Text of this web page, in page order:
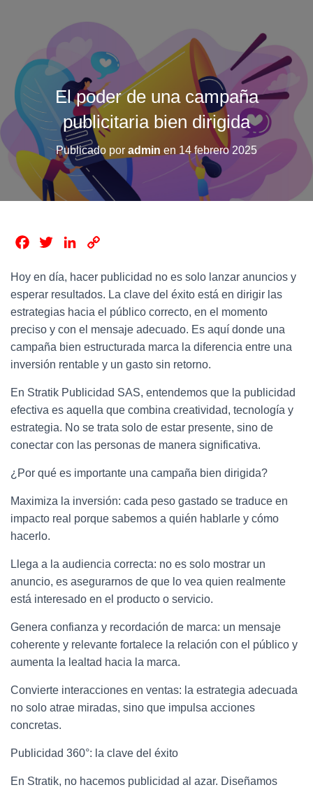
El poder de una campaña
publicitaria bien dirigida
Publicado por admin en 14 febrero 2025
c
e
b
o
o
k
i
t
t
e
r
n
k
e
d
I
n
p
y
L
i
n
k
Hoy en día, hacer publicidad no es solo lanzar anuncios y
esperar resultados. La clave del éxito está en dirigir las
estrategias hacia el público correcto, en el momento
preciso y con el mensaje adecuado. Es aquí donde una
campaña bien estructurada marca la diferencia entre una
inversión rentable y un gasto sin retorno.
En Stratik Publicidad SAS, entendemos que la publicidad
efectiva es aquella que combina creatividad, tecnología y
estrategia. No se trata solo de estar presente, sino de
conectar con las personas de manera significativa.
¿Por qué es importante una campaña bien dirigida?
Maximiza la inversión: cada peso gastado se traduce en
impacto real porque sabemos a quién hablarle y cómo
hacerlo.
Llega a la audiencia correcta: no es solo mostrar un
anuncio, es asegurarnos de que lo vea quien realmente
está interesado en el producto o servicio.
Genera confianza y recordación de marca: un mensaje
coherente y relevante fortalece la relación con el público y
aumenta la lealtad hacia la marca.
Convierte interacciones en ventas: la estrategia adecuada
no solo atrae miradas, sino que impulsa acciones
concretas.
Publicidad 360°: la clave del éxito
En Stratik, no hacemos publicidad al azar. Diseñamos